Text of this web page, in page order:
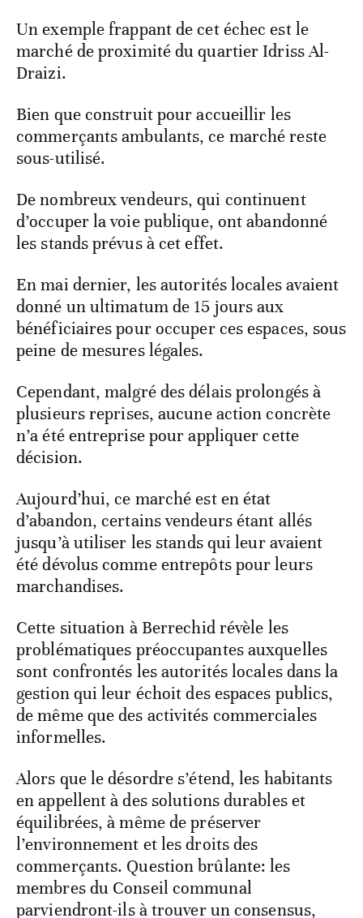
Un exemple frappant de cet échec est le
marché de proximité du quartier Idriss Al-
Draizi.
Bien que construit pour accueillir les
commerçants ambulants, ce marché reste
sous-utilisé.
De nombreux vendeurs, qui continuent
d’occuper la voie publique, ont abandonné
les stands prévus à cet effet.
En mai dernier, les autorités locales avaient
donné un ultimatum de 15 jours aux
bénéficiaires pour occuper ces espaces, sous
peine de mesures légales.
Cependant, malgré des délais prolongés à
plusieurs reprises, aucune action concrète
n’a été entreprise pour appliquer cette
décision.
Aujourd’hui, ce marché est en état
d’abandon, certains vendeurs étant allés
jusqu’à utiliser les stands qui leur avaient
été dévolus comme entrepôts pour leurs
marchandises.
Cette situation à Berrechid révèle les
problématiques préoccupantes auxquelles
sont confrontés les autorités locales dans la
gestion qui leur échoit des espaces publics,
de même que des activités commerciales
informelles.
Alors que le désordre s’étend, les habitants
en appellent à des solutions durables et
équilibrées, à même de préserver
l’environnement et les droits des
commerçants. Question brûlante: les
membres du Conseil communal
parviendront-ils à trouver un consensus,